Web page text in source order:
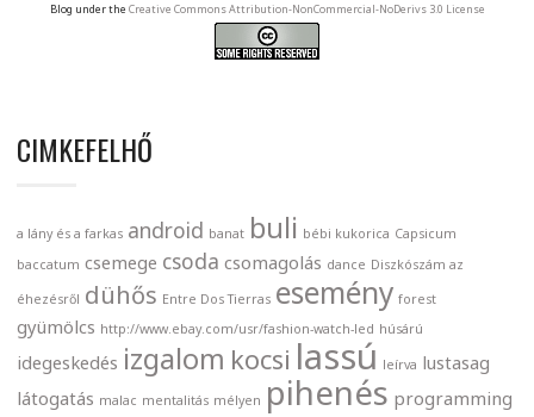
Blog under the Creative Commons Attribution-NonCommercial-NoDerivs 3.0 License
CIMKEFELHŐ
a lány és a farkas android banat buli bébi kukorica Capsicum
baccatum csemege csoda csomagolás dance Diszkószám az
éhezésről dühős Entre Dos Tierras esemény forest
gyümölcs http://www.ebay.com/usr/fashion-watch-led húsárú
idegeskedés izgalom kocsi lassú leírva lustasag
látogatás malac mentalitás mélyen pihenés programming